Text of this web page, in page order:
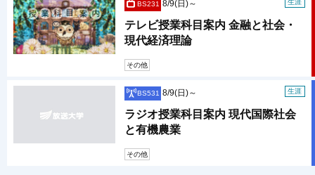
BS231 生涯
8/9(日)～
テレビ授業科目案内 金融と社会・
現代経済理論
その他
BS531 生涯
8/9(日)～
ラジオ授業科目案内 現代国際社会
と有機農業
その他